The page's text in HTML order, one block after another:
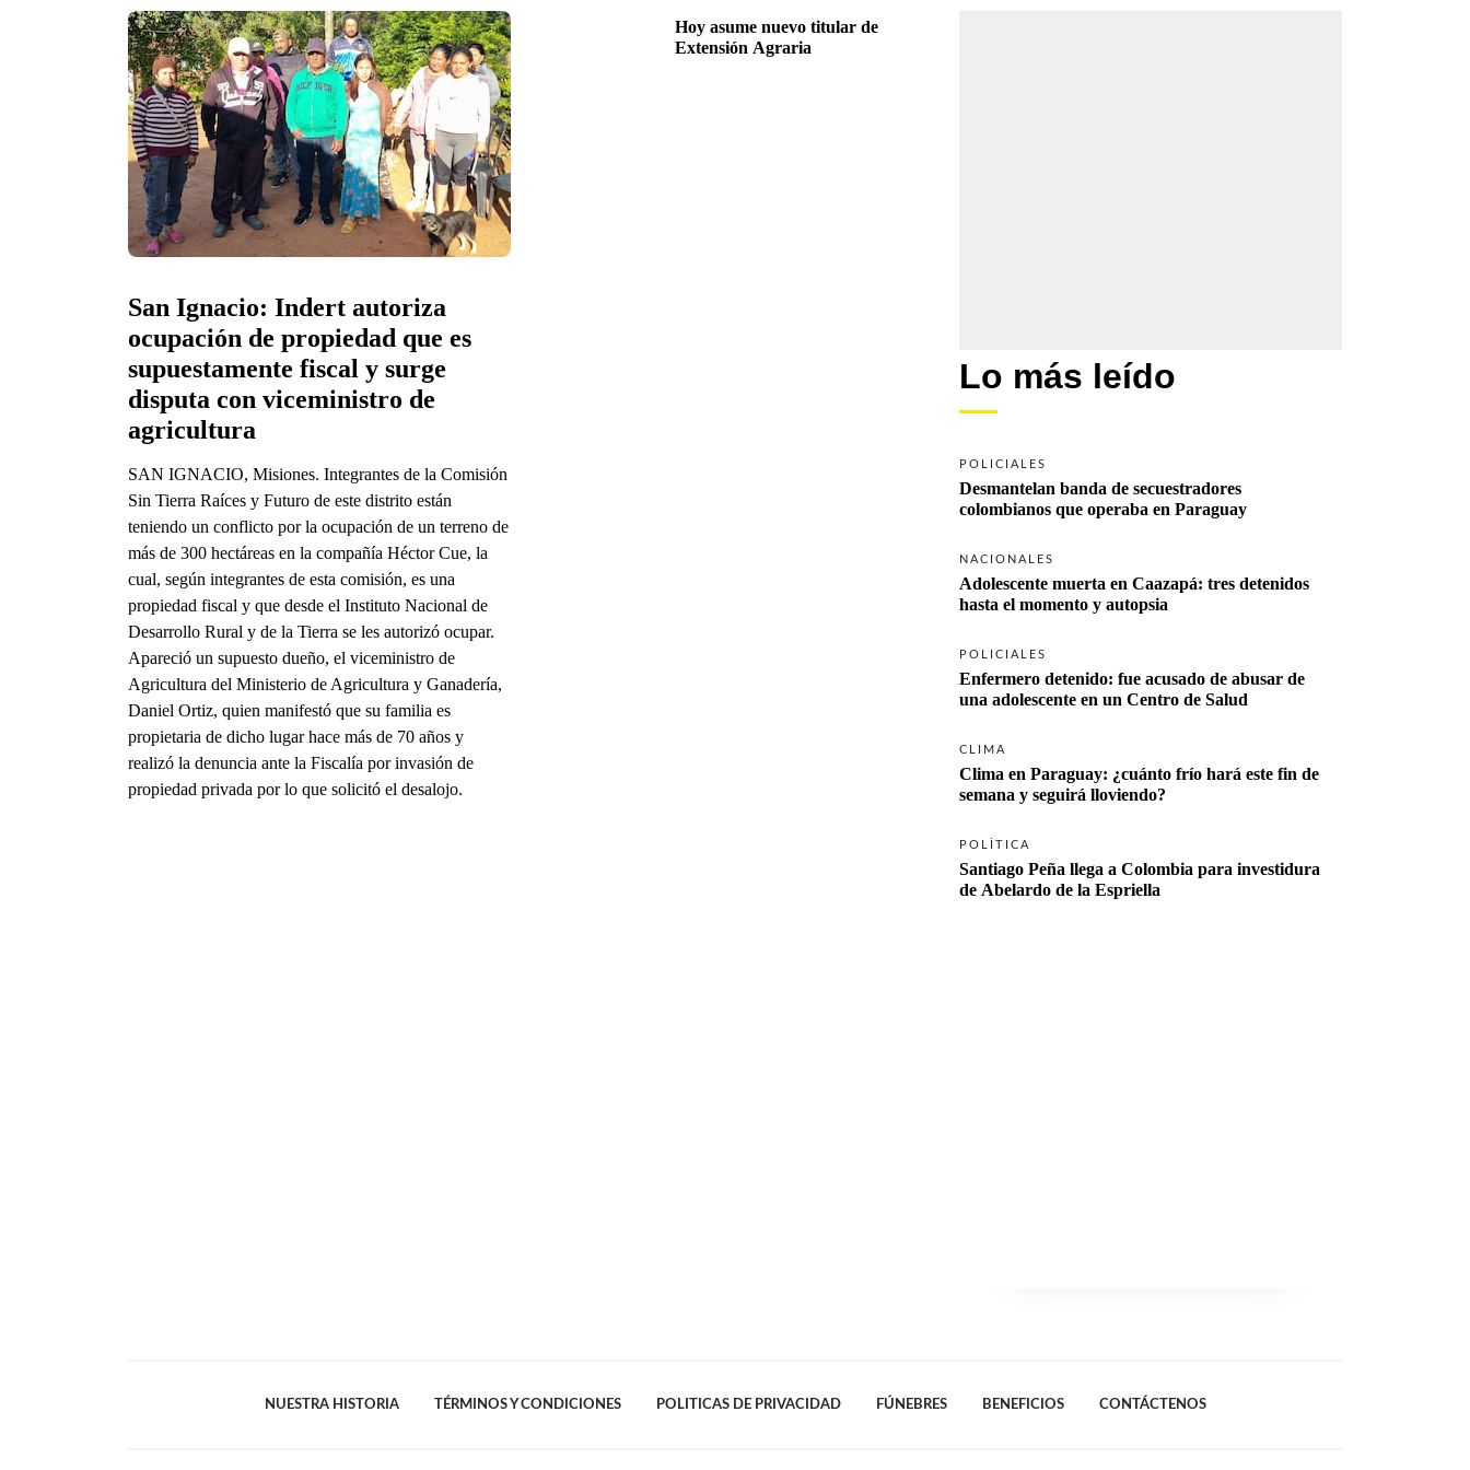
San Ignacio: Indert autoriza
ocupación de propiedad que es
supuestamente fiscal y surge
disputa con viceministro de
agricultura
SAN IGNACIO, Misiones. Integrantes de la Comisión
Sin Tierra Raíces y Futuro de este distrito están
teniendo un conflicto por la ocupación de un terreno de
más de 300 hectáreas en la compañía Héctor Cue, la
cual, según integrantes de esta comisión, es una
propiedad fiscal y que desde el Instituto Nacional de
Desarrollo Rural y de la Tierra se les autorizó ocupar.
Apareció un supuesto dueño, el viceministro de
Agricultura del Ministerio de Agricultura y Ganadería,
Daniel Ortiz, quien manifestó que su familia es
propietaria de dicho lugar hace más de 70 años y
realizó la denuncia ante la Fiscalía por invasión de
propiedad privada por lo que solicitó el desalojo.
Hoy asume nuevo titular de
Extensión Agraria
Lo más leído
POLICIALES
Desmantelan banda de secuestradores
colombianos que operaba en Paraguay
NACIONALES
Adolescente muerta en Caazapá: tres detenidos
hasta el momento y autopsia
POLICIALES
Enfermero detenido: fue acusado de abusar de
una adolescente en un Centro de Salud
CLIMA
Clima en Paraguay: ¿cuánto frío hará este fin de
semana y seguirá lloviendo?
POLÍTICA
Santiago Peña llega a Colombia para investidura
de Abelardo de la Espriella
NUESTRA HISTORIA TÉRMINOS Y CONDICIONES POLITICAS DE PRIVACIDAD FÚNEBRES BENEFICIOS CONTÁCTENOS